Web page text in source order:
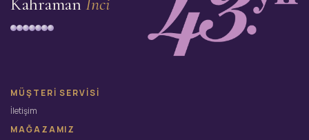
MÜŞTERI SERVISI
İletişim
MAĞAZAMIZ